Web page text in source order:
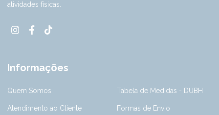
atividades físicas.
Informações
Quem Somos Tabela de Medidas - DUBH
Atendimento ao Cliente Formas de Envio